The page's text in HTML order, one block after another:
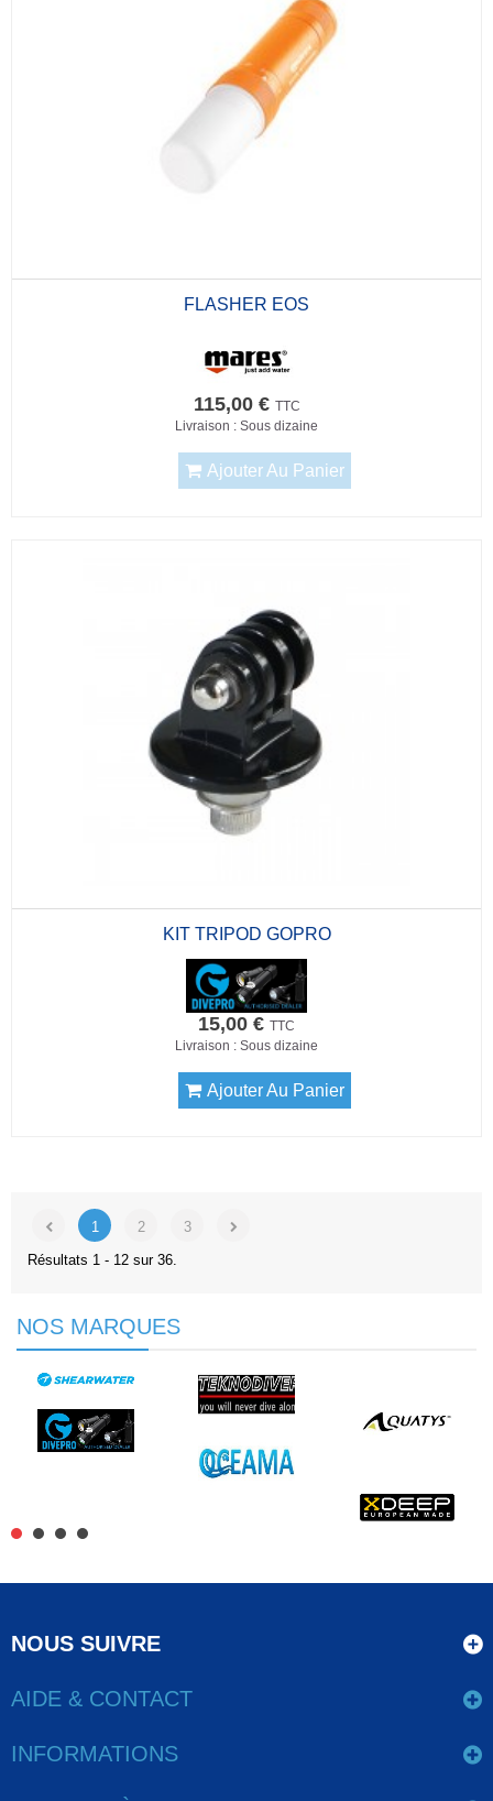
FLASHER EOS
115,00 € TTC
Livraison : Sous dizaine
Ajouter Au Panier
KIT TRIPOD GOPRO
15,00 € TTC
Livraison : Sous dizaine
Ajouter Au Panier
1 2
3
Résultats 1 - 12 sur 36.
NOS MARQUES
NOUS SUIVRE
AIDE & CONTACT
INFORMATIONS